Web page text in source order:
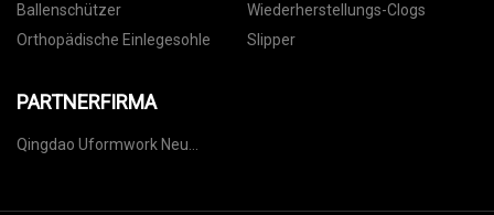
Ballenschützer
Wiederherstellungs-Clogs
Orthopädische Einlegesohle
Slipper
PARTNERFIRMA
Qingdao Uformwork Neu